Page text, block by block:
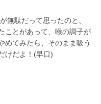
無駄だって思ったのと、
ことがあって、喉の調子が
めてみたら、そのまま吸う
けだよ！(早口)